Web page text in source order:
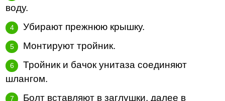
воду.
Убирают прежнюю крышку.
Монтируют тройник.
Тройник и бачок унитаза соединяют
шлангом.
Болт вставляют в заглушки, далее в